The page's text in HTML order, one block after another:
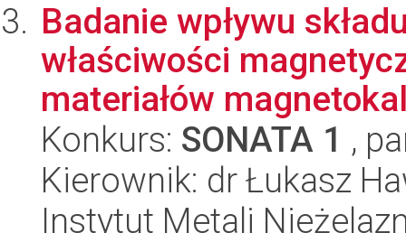
Badanie wpływu
właściwości
materiałów
Konkurs: SONATA 1 ,
Kierownik: dr Łukasz
Instytut Metali